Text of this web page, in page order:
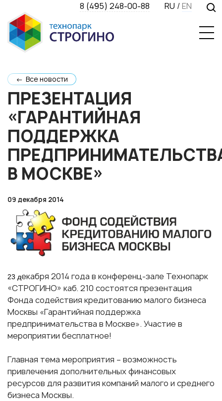
8 (495) 248-00-88 RU /EN
← Все новости
ПРЕЗЕНТАЦИЯ
«ГАРАНТИЙНАЯ
ПОДДЕРЖКА
В МОСКВЕ»
09 декабря 2014
23 декабря 2014 года в конференц-зале Технопарк
«СТРОГИНО» каб. 210 состоятся презентация
Фонда содействия кредитованию малого бизнеса
Москвы «Гарантийная поддержка
предпринимательства в Москве». Участие в
мероприятии бесплатное!
Главная тема мероприятия – возможность
привлечения дополнительных финансовых
ресурсов для развития компаний малого и среднего
бизнеса Москвы.